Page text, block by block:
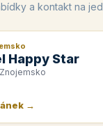
a kontakt na
Happy Star
→